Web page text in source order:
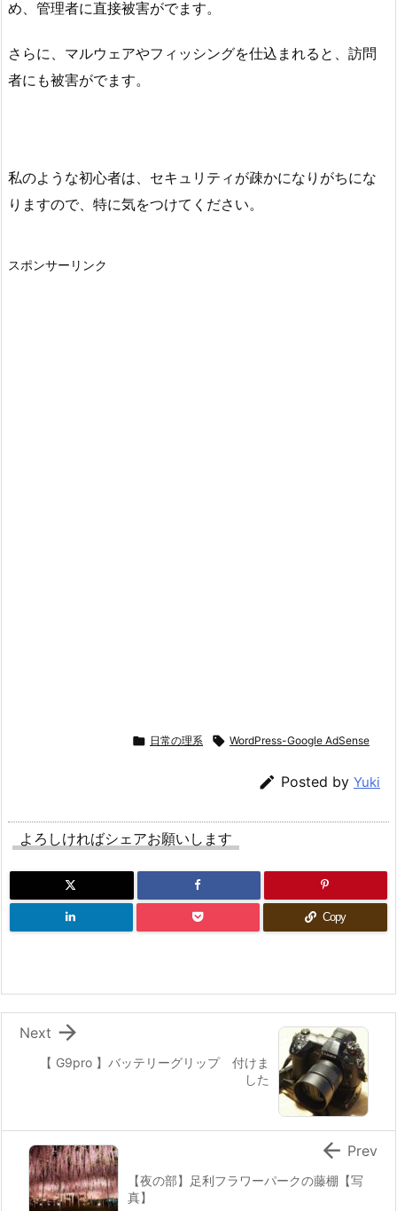
め、管理者に直接被害がでます。
さらに、マルウェアやフィッシングを仕込まれると、訪問
者にも被害がでます。
私のような初心者は、セキュリティが疎かになりがちにな
りますので、特に気をつけてください。
スポンサーリンク
 日常の理系  WordPress-Google AdSense
 Posted by Yuki
よろしければシェアお願いします
Copy
【 G9pro 】バッテリーグリップ 付けま
した

Next
【夜の部】足利フラワーパークの藤棚【写
真】
 Prev